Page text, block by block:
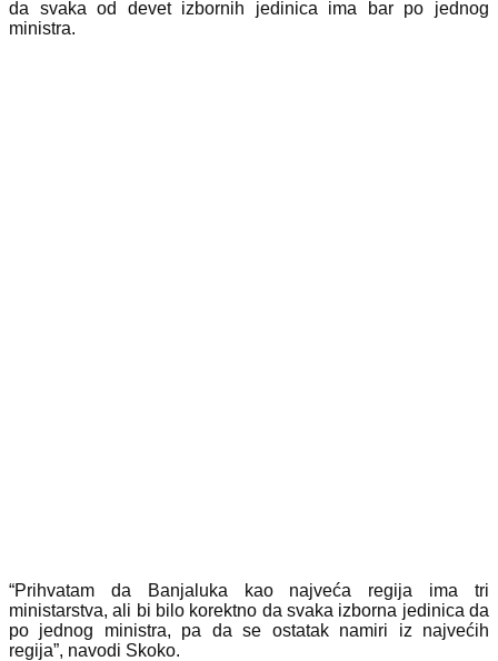
da svaka od devet izbornih jedinica ima bar po jednog
ministra.
“Prihvatam da Banjaluka kao najveća regija ima tri
ministarstva, ali bi bilo korektno da svaka izborna jedinica da
po jednog ministra, pa da se ostatak namiri iz najvećih
regija”, navodi Skoko.